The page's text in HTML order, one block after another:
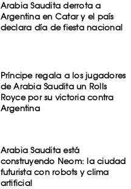
Arabia Saudita derrota a
Argentina en Catar y el país
declara día de fiesta nacional
Príncipe regala a los jugadores
de Arabia Saudita un Rolls
Royce por su victoria contra
Argentina
Arabia Saudita está
construyendo Neom: la ciudad
futurista con robots y clima
artificial